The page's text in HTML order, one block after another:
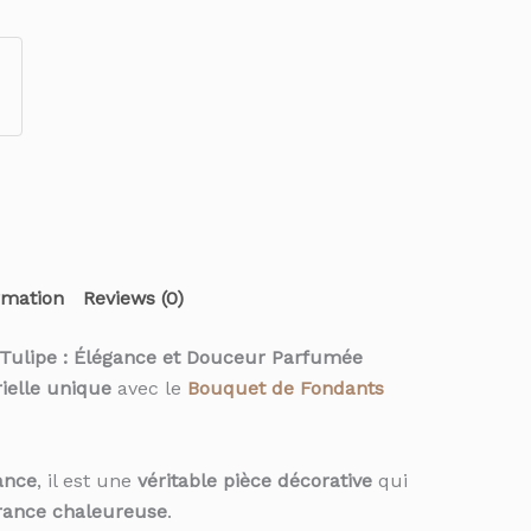
Reviews (0)
: Élégance et Douceur Parfumée
uniqueavec le Bouquet de Fondants
, il est une véritable pièce décorativequi
chaleureuse.